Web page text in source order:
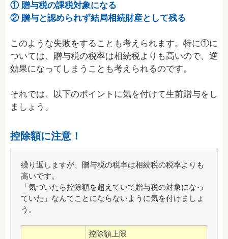
① 贈与税の課税対象になる
② 贈与と認められず結局相続財産として残る
このような失敗をすることも考えられます。特に①に
ついては、贈与税の税率は相続税よりも高いので、逆
効果になってしまうことも考えられるのです。
それでは、以下のポイントに気を付けて生前贈与をし
ましょう。
控除額に注意！
繰り返しますが、贈与税の税率は相続税の税率よりも
高いです。
「気づいたら控除額を超えていて贈与税の対象になっ
ていた」なんてことにならないように気を付けましょ
う。
控除額上限